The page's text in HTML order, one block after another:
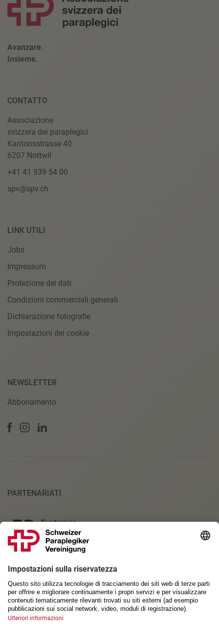
Avanzare.
Insieme.
CONTATTO
Associazione
svizzera dei paraplegici
Kantonsstrasse 40
6207 Nottwil
+41 41 939 54 00
spv@spv.ch
LINK UTILI
Jobs
Impressum
Protezione dei dati
Condizioni commerciali generali
Dichiarazione fotografie
Impostazioni dei cookie
NEWSLETTER
Abbonamento
PARTENARIATI